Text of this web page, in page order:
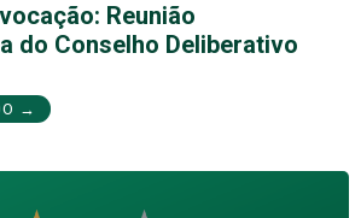
Reunião
do Conselho Deliberativo
→